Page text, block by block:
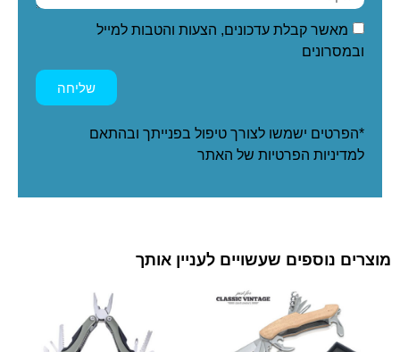
מאשר קבלת עדכונים, הצעות והטבות למייל
ובמסרונים
שליחה
*הפרטים ישמשו לצורך טיפול בפנייתך ובהתאם
למדיניות הפרטיות של האתר
מוצרים נוספים שעשויים לעניין אותך